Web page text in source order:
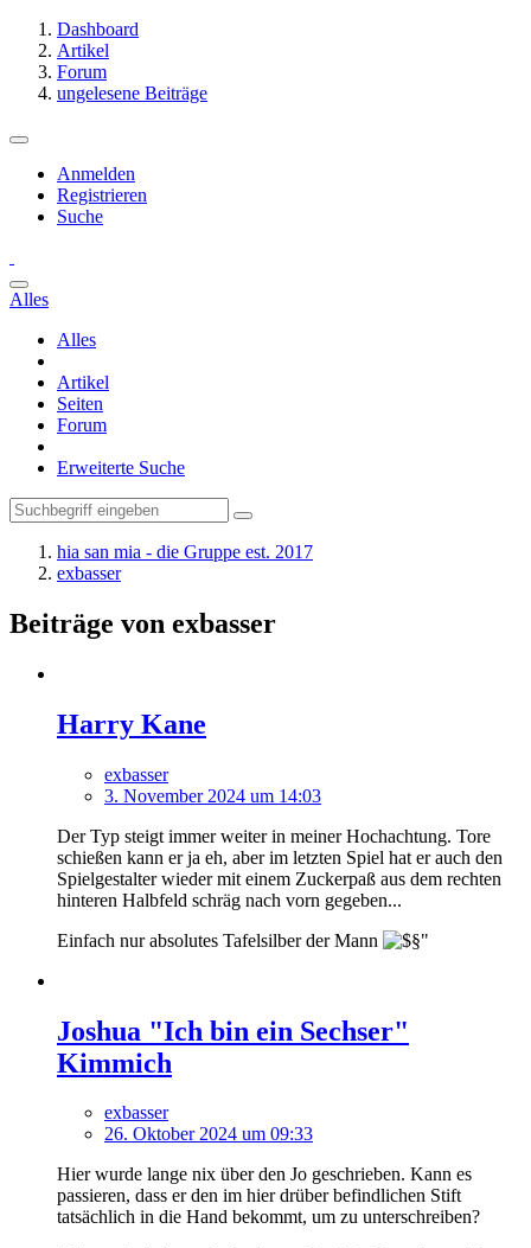
Dashboard
Artikel
Forum
ungelesene Beiträge
Anmelden
Registrieren
Suche
Alles
Alles
Artikel
Seiten
Forum
Erweiterte Suche
hia san mia - die Gruppe est. 2017
exbasser
Beiträge von exbasser
Harry Kane
exbasser
3. November 2024 um 14:03
Der Typ steigt immer weiter in meiner Hochachtung. Tore
schießen kann er ja eh, aber im letzten Spiel hat er auch den
Spielgestalter wieder mit einem Zuckerpaß aus dem rechten
hinteren Halbfeld schräg nach vorn gegeben...
Einfach nur absolutes Tafelsilber der Mann
Joshua "Ich bin ein Sechser"
Kimmich
exbasser
26. Oktober 2024 um 09:33
Hier wurde lange nix über den Jo geschrieben. Kann es
passieren, dass er den im hier drüber befindlichen Stift
tatsächlich in die Hand bekommt, um zu unterschreiben?